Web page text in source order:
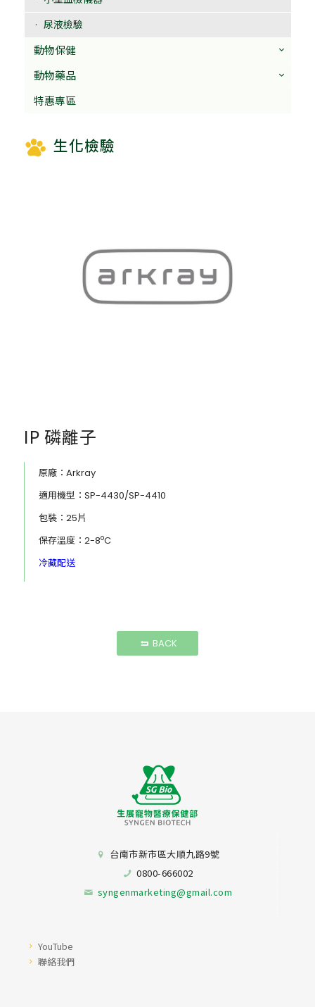
尿液檢驗
動物保健
動物藥品
特惠專區
生化檢驗
IP 磷離子
原廠： Arkray
適用機型：SP-4430/SP-4410
包裝：25片
保存溫度：2-8oC
冷藏配送
BACK
台南市新市區大順九路9號
0800-666002
syngenmarketing@gmail.com
YouTube
聯絡我們